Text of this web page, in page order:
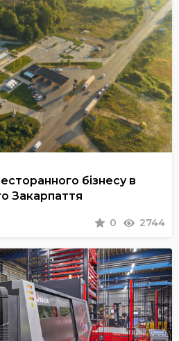
бізнесу в
Закарпаття
0 2744